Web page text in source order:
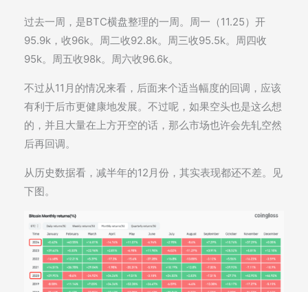
过去一周，是BTC横盘整理的一周。周一（11.25）开
95.9k，收96k。周二收92.8k。周三收95.5k。周四收
95k。周五收98k。周六收96.6k。
不过从11月的情况来看，后面来个适当幅度的回调，应该
有利于后市更健康地发展。不过呢，如果空头也是这么想
的，并且大量在上方开空的话，那么市场也许会先轧空然
后再回调。
从历史数据看，减半年的12月份，其实表现都还不差。见
下图。